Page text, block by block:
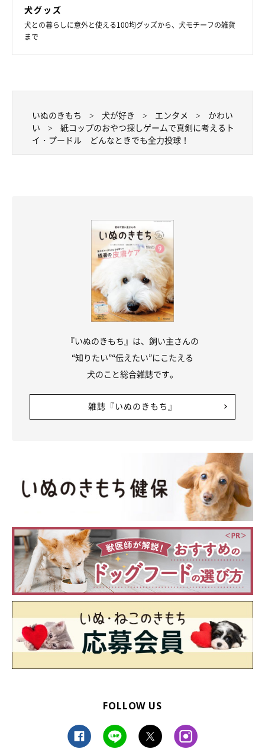
犬グッズ
犬との暮らしに意外と使える100均グッズから、犬モチーフの雑貨
まで
いぬのきもち 犬が好き エンタメ
かわい
い
紙コップのおやつ探しゲームで真剣に考えるト
イ・プードル どんなときでも全力投球！
『いぬのきもち』は、飼い主さんの
“知りたい”“伝えたい”にこたえる
犬のこと総合雑誌です。
雑誌『いぬのきもち』
FOLLOW US